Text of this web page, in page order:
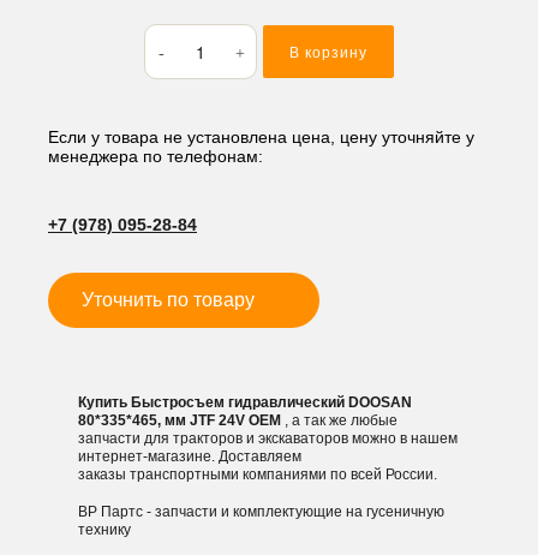
Количество
товара
Быстросъем
DOOSAN
80*335*465,
24V
В корзину
Если у товара не установлена цена, цену уточняйте у
менеджера по телефонам:
+7 (978) 095-28-84
Уточнить по товару
Купить Быстросъем гидравлический DOOSAN
80*335*465, мм JTF 24V OEM , а так же любые
запчасти для тракторов и экскаваторов можно в нашем
интернет-магазине. Доставляем
заказы транспортными компаниями по всей России.
ВР Партс - запчасти и комплектующие на гусеничную
технику